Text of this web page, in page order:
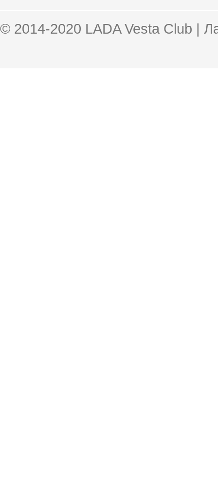
© 2014-2020 LADA Vesta Club |